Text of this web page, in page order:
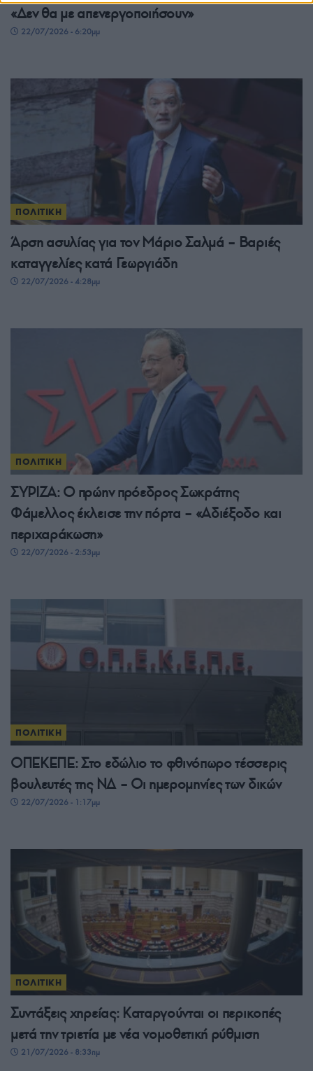
«Δεν θα με απενεργοποιήσουν»
22/07/2026 - 6:20μμ
ΠΟΛΙΤΙΚΗ
Άρση ασυλίας για τον Μάριο Σαλμά – Βαριές
καταγγελίες κατά Γεωργιάδη
22/07/2026 - 4:28μμ
ΠΟΛΙΤΙΚΗ
ΣΥΡΙΖΑ: Ο πρώην πρόεδρος Σωκράτης
Φάμελλος έκλεισε την πόρτα – «Αδιέξοδο και
περιχαράκωση»
22/07/2026 - 2:53μμ
ΠΟΛΙΤΙΚΗ
ΟΠΕΚΕΠΕ: Στο εδώλιο το φθινόπωρο τέσσερις
βουλευτές της ΝΔ – Οι ημερομηνίες των δικών
22/07/2026 - 1:17μμ
ΠΟΛΙΤΙΚΗ
Συντάξεις χηρείας: Καταργούνται οι περικοπές
μετά την τριετία με νέα νομοθετική ρύθμιση
21/07/2026 - 8:33πμ